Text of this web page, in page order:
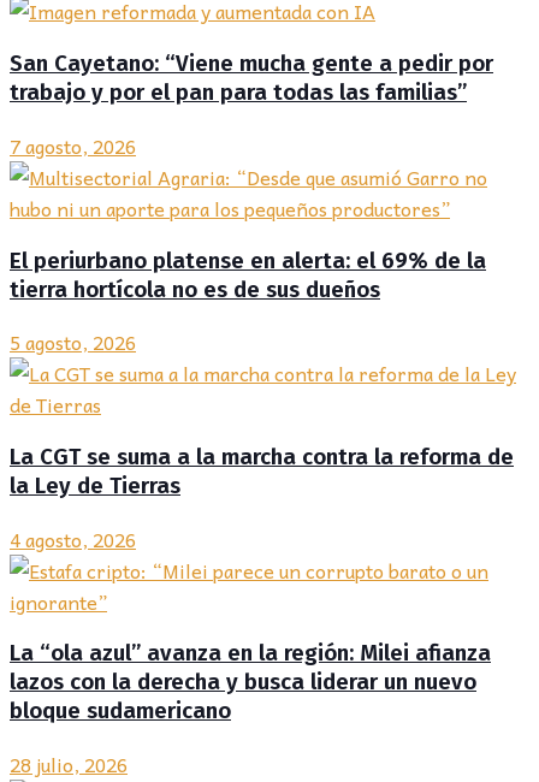
San Cayetano: “Viene mucha gente a pedir por
trabajo y por el pan para todas las familias”
7 agosto, 2026
El periurbano platense en alerta: el 69% de la
tierra hortícola no es de sus dueños
5 agosto, 2026
La CGT se suma a la marcha contra la reforma de
la Ley de Tierras
4 agosto, 2026
La “ola azul” avanza en la región: Milei afianza
lazos con la derecha y busca liderar un nuevo
bloque sudamericano
28 julio, 2026